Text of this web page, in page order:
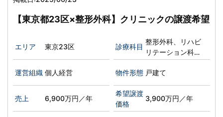
【東京都23区×整形外科】クリニックの譲渡希望
エリア 東京23区 診療科目
整形外科、リハビ
リテーション科、
リウマチ科
運営組織 個人経営 物件形態 戸建て
売上 6,900万円／年
希望譲渡
価格
3,900万円／年